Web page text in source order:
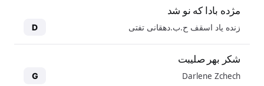
مژده بادا که نو شد
زنده یاد اسقف ح.ب.دهقانی تفتی D
شکر بهر صلیبت
Darlene Zchech
G